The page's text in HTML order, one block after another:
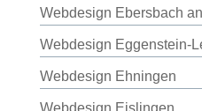
Webdesign Ebersbach
Webdesign Eggenstein-
Webdesign Ehningen
Webdesign Eislingen